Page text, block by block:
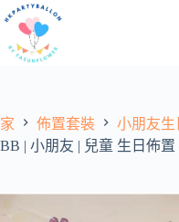
跳
內
家 佈置套裝
小朋友生
BB | 小朋友 | 兒童 生日佈置